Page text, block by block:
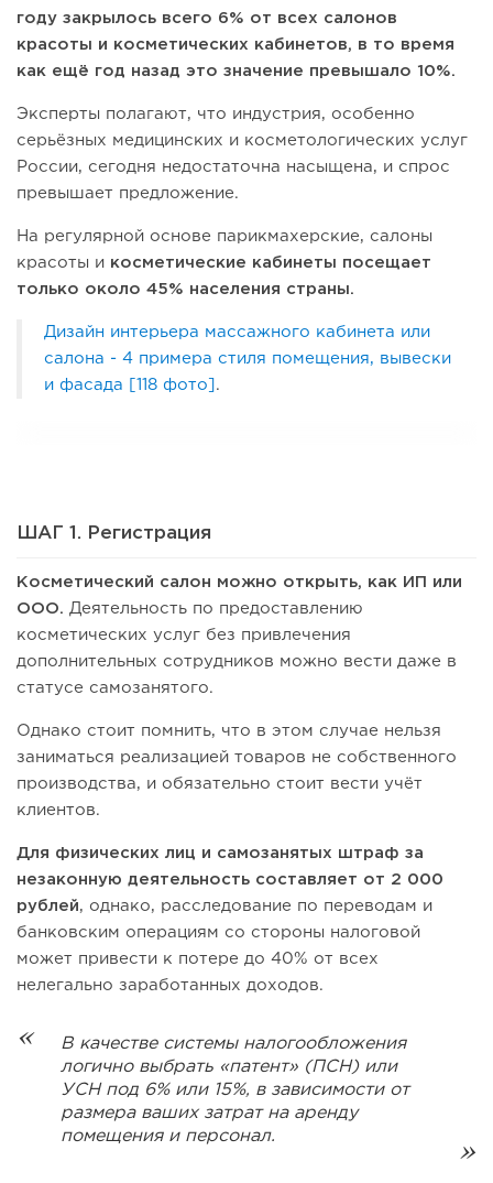
году закрылось всего 6% от всех салонов
красоты и косметических кабинетов, в то время
как ещё год назад это значение превышало 10%.
Эксперты полагают, что индустрия, особенно
серьёзных медицинских и косметологических услуг
России, сегодня недостаточна насыщена, и спрос
превышает предложение.
На регулярной основе парикмахерские, салоны
красоты и косметические кабинеты посещает
только около 45% населения страны.
Дизайн интерьера массажного кабинета или
салона - 4 примера стиля помещения, вывески
и фасада [118 фото] .
ШАГ 1. Регистрация
Косметический салон можно открыть, как ИП или
ООО. Деятельность по предоставлению
косметических услуг без привлечения
дополнительных сотрудников можно вести даже в
статусе самозанятого.
Однако стоит помнить, что в этом случае нельзя
заниматься реализацией товаров не собственного
производства, и обязательно стоит вести учёт
клиентов.
Для физических лиц и самозанятых штраф за
незаконную деятельность составляет от 2 000
рублей, однако, расследование по переводам и
банковским операциям со стороны налоговой
может привести к потере до 40% от всех
нелегально заработанных доходов.
В качестве системы налогообложения
логично выбрать «патент» (ПСН) или
УСН под 6% или 15%, в зависимости от
размера ваших затрат на аренду
помещения и персонал.